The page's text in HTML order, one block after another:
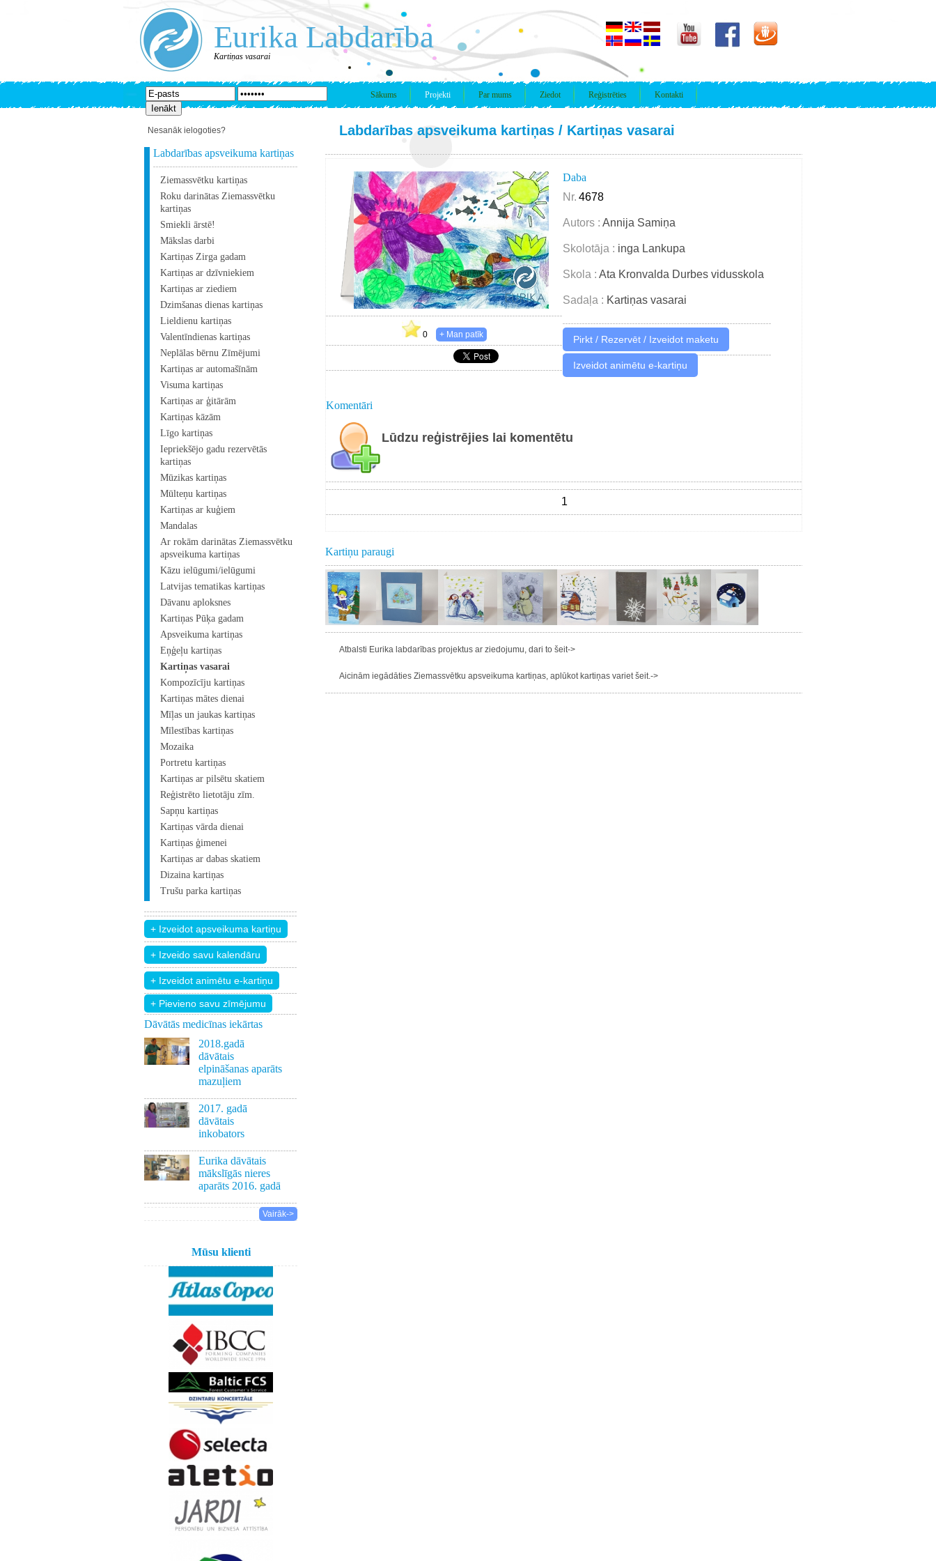
Eurika Labdarība
Kartiņas vasarai
Sākums Projekti Par mums Ziedot Reģistrēties Kontakti
Nesanāk ielogoties?
Labdarības apsveikuma kartiņas
Ziemassvētku kartiņas
Roku darinātas Ziemassvētku
kartiņas
Smiekli ārstē!
Mākslas darbi
Kartiņas Zirga gadam
Kartiņas ar dzīvniekiem
Kartiņas ar ziediem
Dzimšanas dienas kartiņas
Lieldienu kartiņas
Valentīndienas kartiņas
Neplālas bērnu Zīmējumi
Kartiņas ar automašīnām
Visuma kartiņas
Kartiņas ar ģitārām
Kartiņas kāzām
Līgo kartiņas
Iepriekšējo gadu rezervētās
kartiņas
Mūzikas kartiņas
Mūlteņu kartiņas
Kartiņas ar kuģiem
Mandalas
Ar rokām darinātas Ziemassvētku
apsveikuma kartiņas
Kāzu ielūgumi/ielūgumi
Latvijas tematikas kartiņas
Dāvanu aploksnes
Kartiņas Pūķa gadam
Apsveikuma kartiņas
Eņģeļu kartiņas
Kartiņas vasarai
Kompozīcīju kartiņas
Kartiņas mātes dienai
Mīļas un jaukas kartiņas
Mīlestības kartiņas
Mozaika
Portretu kartiņas
Kartiņas ar pilsētu skatiem
Reģistrēto lietotāju zīm.
Sapņu kartiņas
Kartiņas vārda dienai
Kartiņas ģimenei
Kartiņas ar dabas skatiem
Dizaina kartiņas
Trušu parka kartiņas
+ Pievieno savu zīmējumu
Dāvātās medicīnas iekārtas
2018.gadā
dāvātais
elpināšanas aparāts
mazuļiem
2017. gadā
dāvātais
inkobators
Eurika dāvātais
mākslīgās nieres
aparāts 2016. gadā
Vairāk->
Mūsu klienti
Labdarības apsveikuma kartiņas / Kartiņas vasarai
0
Daba
Nr. 4678
Autors : Annija Samiņa
Skolotāja : inga Lankupa
Skola : Ata Kronvalda Durbes vidusskola
Sadaļa : Kartiņas vasarai
Izveidot animētu e-kartiņu
Komentāri
Lūdzu reģistrējies lai komentētu
1
Kartiņu paraugi
Atbalsti Eurika labdarības projektus ar ziedojumu, dari to šeit->
Aicinām iegādāties Ziemassvētku apsveikuma kartiņas, aplūkot kartiņas variet šeit.->